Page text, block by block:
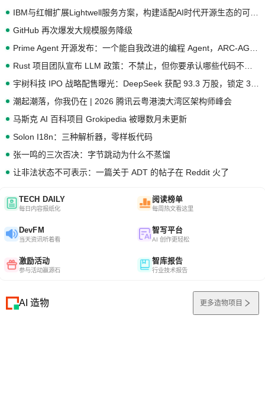
GitHub 再次爆发大规模服务降级
潮起潮落，你我仍在 | 2026 腾讯云粤港澳大湾区架构师峰会
马斯克 AI 百科项目 Grokipedia 被曝数月未更新
Solon I18n：三种解析器，零样板代码
张一鸣的三次否决：字节跳动为什么不蒸馏
让非法状态不可表示：一篇关于 ADT 的帖子在 Reddit 火了
TECH DAILY
每日内容报纸化
阅读榜单
每周热文看这里
DevFM
当天资讯听着看
智写平台
AI 创作更轻松
激励活动
参与活动赢源石
智库报告
行业技术报告
AI 造物 更多造物项目